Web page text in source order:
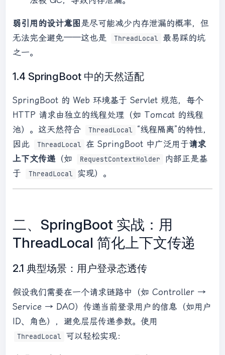
弱引用的设计意图 是尽可能减少内存泄漏的概率，但
无法完全避免——这也是
ThreadLocal 最易踩的坑
之一。
1.4 SpringBoot 中的天然适配
SpringBoot 的 Web 环境基于 Servlet 规范，每个
HTTP 请求由独立的线程处理（如 Tomcat 的线程
池）。这天然符合
ThreadLocal “线程隔离”的特性，
因此
ThreadLocal 在 SpringBoot 中广泛用于请求
上下文传递 （如 RequestContextHolder
内部正是基
于
ThreadLocal 实现）。
二、SpringBoot 实战：用
ThreadLocal 简化上下文传递
2.1 典型场景：用户登录态透传
假设我们需要在一个请求链路中（如 Controller →
Service → DAO）传递当前登录用户的信息（如用户
ID、角色），避免层层传递参数。使用
ThreadLocal 可以轻松实现：